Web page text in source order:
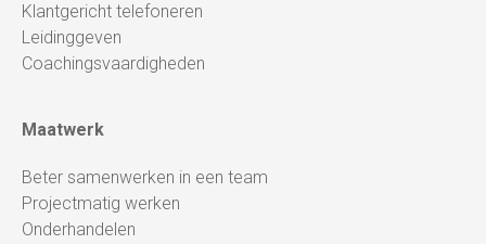
Klantgericht telefoneren
Leidinggeven
Coachingsvaardigheden
Maatwerk
Beter samenwerken in een team
Projectmatig werken
Onderhandelen